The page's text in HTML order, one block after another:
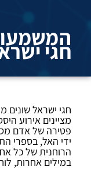
חגי
חגי ישראל שונים
מציינים אירוע
פטירה של אדם
ידי האל, בספרי
הרוחנית של כל
במילים אחרות,